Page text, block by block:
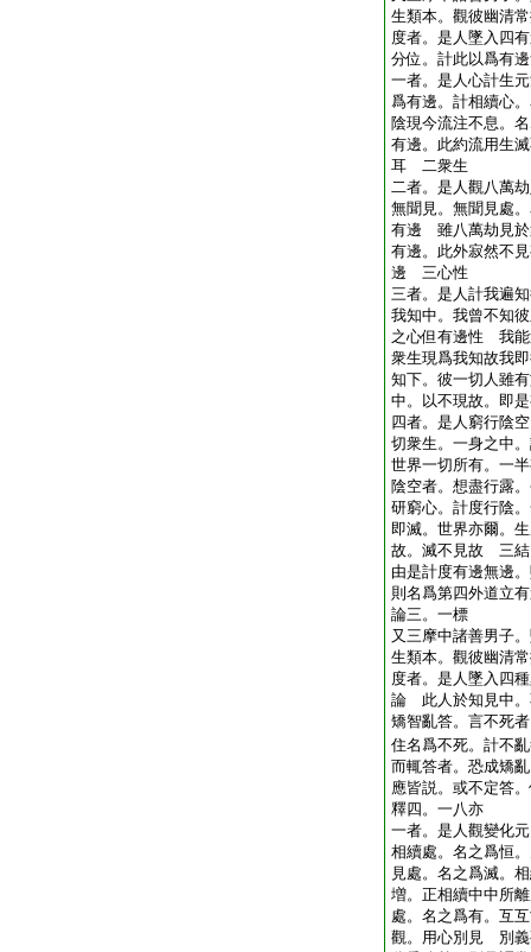
生類本。觀彼幽清
度者。是人墜入四
分位。計此以爲有
一者。是人心計生
爲有邊。計相續心
陰現今流注不息。
有邊。此約流用生
耳 二衆生
二者。是人觀八萬
無聞見。無聞見處
有邊 雖八萬劫見於
有邊。此外寂然不
邊 三心性
三者。是人計我遍
我知中。我曾不知
之心但有邊性 我能
衆生現爲我知故我
知下。彼一切人雖
中。以不現故。即
四者。是人窮行陰
切衆生。一身之中
世界一切所有。一
陰空者。想盡行露
研窮心。計度行陰
即滅。世界亦爾。
故。滅不見故 三結
由是計度有邊無邊
則名爲第四外道立
論三。一標
又三摩中諸善男子
生類本。觀彼幽清
度者。是人墜入四
論 此人於知見中。
矯智亂答。言不死
住名爲不死。計不
而輒答者。恐成矯
應皆説。或不定答
釋四。一八亦
一者。是人觀變化
相續處。名之爲恒
見處。名之爲滅。
増。正相續中中所
處。名之爲有。互
觀。用心別見 別義